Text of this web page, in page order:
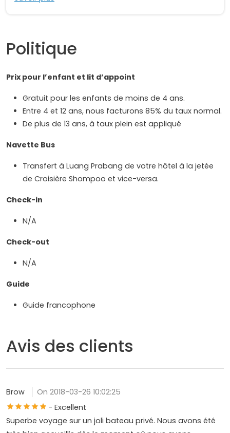
Politique
Prix pour l’enfant et lit d’appoint
Gratuit pour les enfants de moins de 4 ans.
Entre 4 et 12 ans, nous facturons 85% du taux normal.
De plus de 13 ans, à taux plein est appliqué
Navette Bus
Transfert à Luang Prabang de votre hôtel à la jetée
de Croisière Shompoo et vice-versa.
Check-in
N/A
Check-out
N/A
Guide
Guide francophone
Avis des clients
Brow
On 2018-03-26 10:02:25
- Excellent
Superbe voyage sur un joli bateau privé. Nous avons été